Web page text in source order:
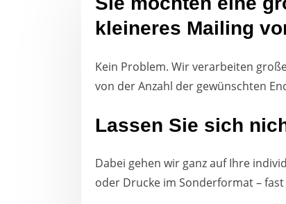
kleineres Mailing
Kein Problem. Wir verarbeiten
von der Anzahl der gewünschten
Lassen Sie sich
Dabei gehen wir ganz auf Ihre
oder Drucke im Sonderformat –